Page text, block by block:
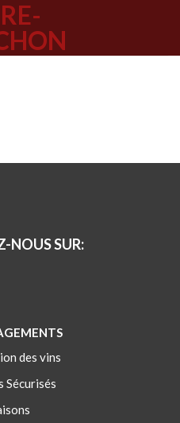
NOUS SUR:
des vins
Sécurisés